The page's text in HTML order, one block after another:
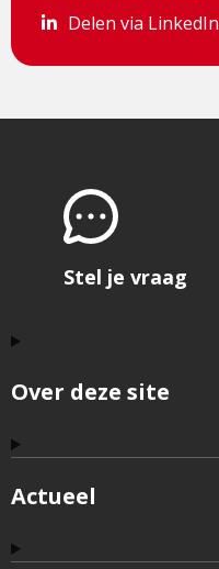
Delen via LinkedIn
Delen via LinkedIn
Over deze site
Actueel
Stel je vraag